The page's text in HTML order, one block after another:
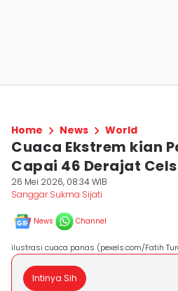
Home News World
Cuaca Ekstrem kian
Capai 46 Derajat
26 Mei 2026, 08:34 WIB
Sanggar Sukma Sijati
News Channel
ilustrasi cuaca panas (pexels.com/Fatih
Intinya Sih